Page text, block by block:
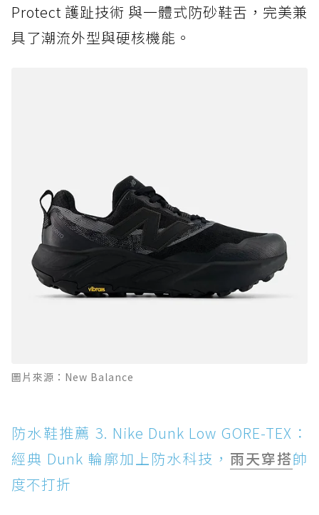
Protect 護趾技術 與一體式防砂鞋舌，完美兼
具了潮流外型與硬核機能。
圖片來源：New Balance
防水鞋推薦 3. Nike Dunk Low GORE-TEX：
經典 Dunk 輪廓加上防水科技， 雨天穿搭帥
度不打折